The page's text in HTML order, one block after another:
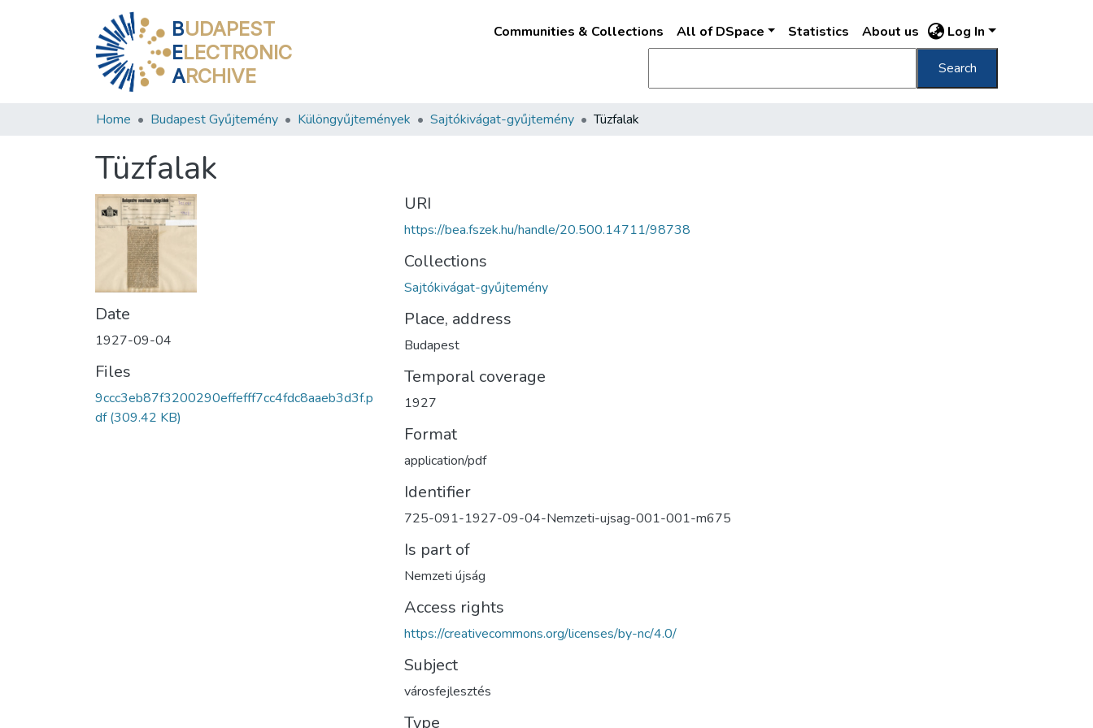
BUDAPEST
ELECTRONIC
ARCHIVE
Communities & Collections All of DSpace Statistics About us Log In
Search
Home Budapest Gyűjtemény Különgyűjtemények Sajtókivágat-gyűjtemény Tüzfalak
Tüzfalak
Date
1927-09-04
Files
9ccc3eb87f3200290effefff7cc4fdc8aaeb3d3f.p
df(309.42 KB)
URI
https://bea.fszek.hu/handle/20.500.14711/98738
Collections
Sajtókivágat-gyűjtemény
Place, address
Budapest
Temporal coverage
1927
Format
application/pdf
Identifier
725-091-1927-09-04-Nemzeti-ujsag-001-001-m675
Is part of
Nemzeti újság
Access rights
https://creativecommons.org/licenses/by-nc/4.0/
Subject
városfejlesztés
Type